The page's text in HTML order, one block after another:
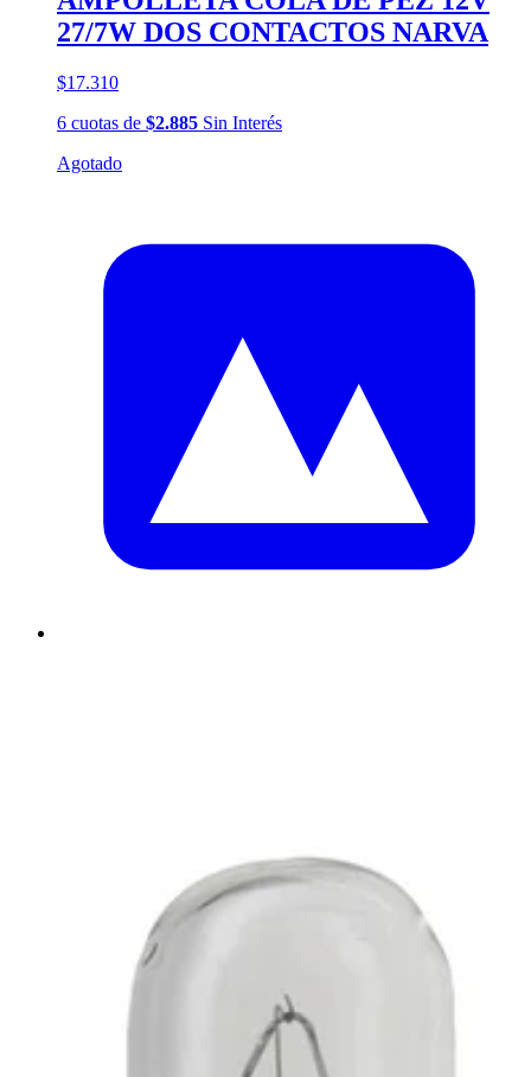
27/7W DOS CONTACTOS NARVA
$17.310
6 cuotas de $2.885 Sin Interés
Agotado